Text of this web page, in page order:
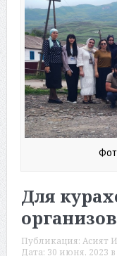
Для
Публикация: Асият
Дата: 30 июня, 2023 в